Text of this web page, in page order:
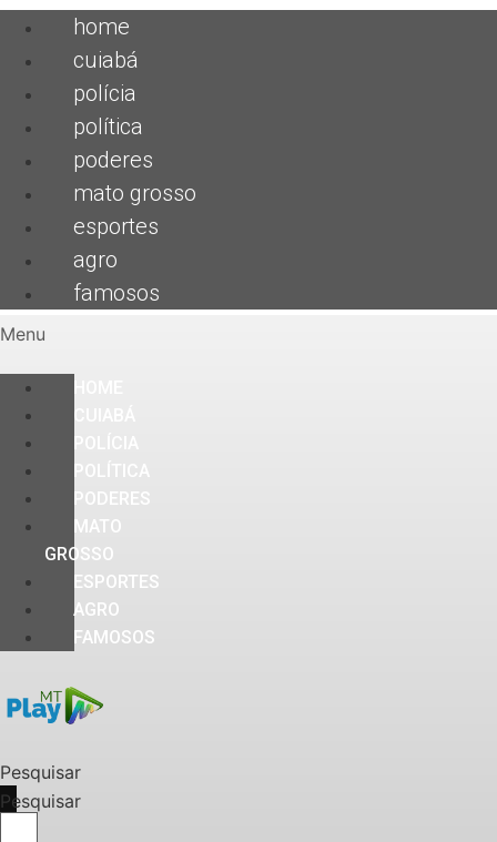
home
cuiabá
polícia
política
poderes
mato grosso
esportes
agro
famosos
Menu
PODERES
MATO
GROSSO
ESPORTES
AGRO
FAMOSOS
Pesquisar
Pesquisar